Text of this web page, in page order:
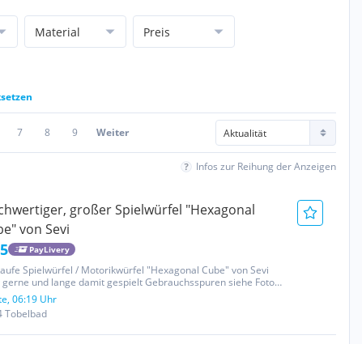
Material Preis
7 8 9 Weiter
Infos zur Reihung der Anzeigen
großer Spielwürfel "Hexagonal
von Sevi
PayLivery
Spielwürfel / Motorikwürfel "Hexagonal Cube" von Sevi
und lange damit gespielt Gebrauchsspuren siehe Fotos
groß (27 x 32 x 40 cm) robust hochwertig -->
multifunktionell gekauft bei Spielzeugschachtel
06:19 Uhr
Tobelbad